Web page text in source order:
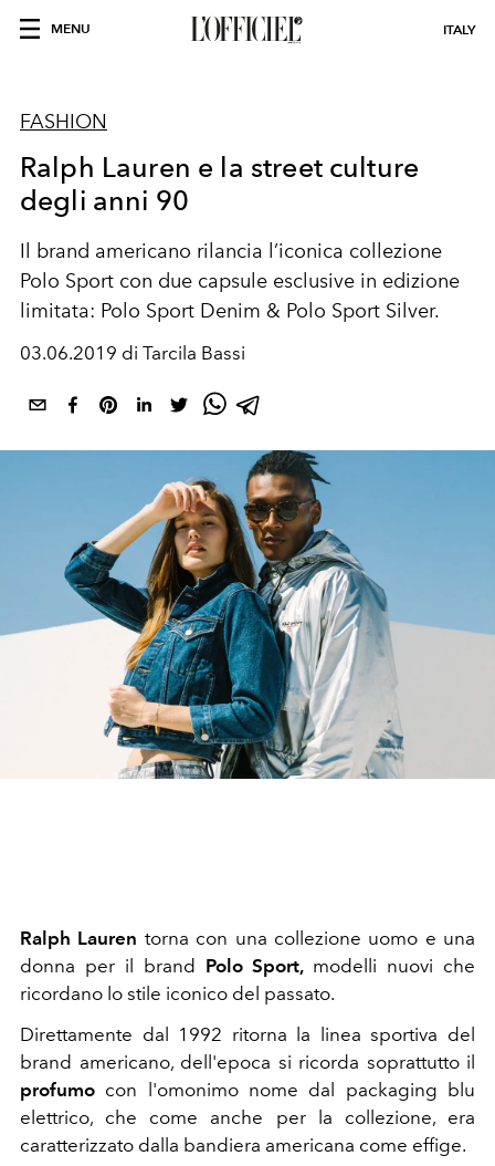
MENU ITALY
FASHION
Ralph Lauren e la street culture
degli anni 90
Il brand americano rilancia l’iconica collezione
Polo Sport con due capsule esclusive in edizione
limitata: Polo Sport Denim & Polo Sport Silver.
03.06.2019 di Tarcila Bassi
Ralph Lauren torna con una collezione uomo e una
donna per il brand Polo Sport, modelli nuovi che
ricordano lo stile iconico del passato.
Direttamente dal 1992 ritorna la linea sportiva del
brand americano, dell'epoca si ricorda soprattutto il
profumo con l'omonimo nome dal packaging blu
elettrico, che come anche per la collezione, era
caratterizzato dalla bandiera americana come effige.